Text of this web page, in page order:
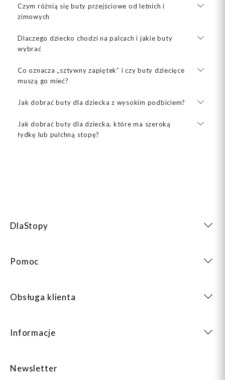
Czym różnią się buty przejściowe od letnich i
zimowych
Dlaczego dziecko chodzi na palcach i jakie buty
wybrać
Co oznacza „sztywny zapiętek” i czy buty dziecięce
muszą go mieć?
Jak dobrać buty dla dziecka z wysokim podbiciem?
Jak dobrać buty dla dziecka, które ma szeroką
łydkę lub pulchną stopę?
DlaStopy
Pomoc
Obsługa klienta
Informacje
Newsletter